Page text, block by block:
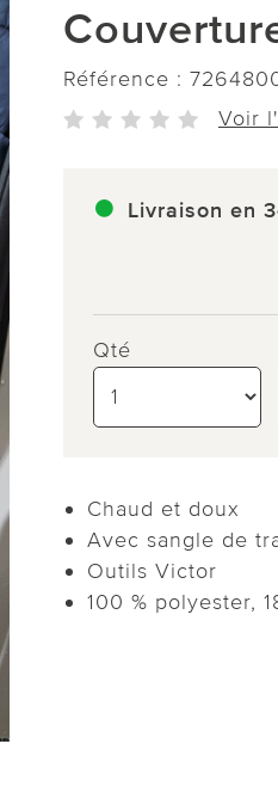
Référence :
Voir
Livraison en
Qté
Chaud et doux
Avec sangle de
Outils Victor
100 % polyester,